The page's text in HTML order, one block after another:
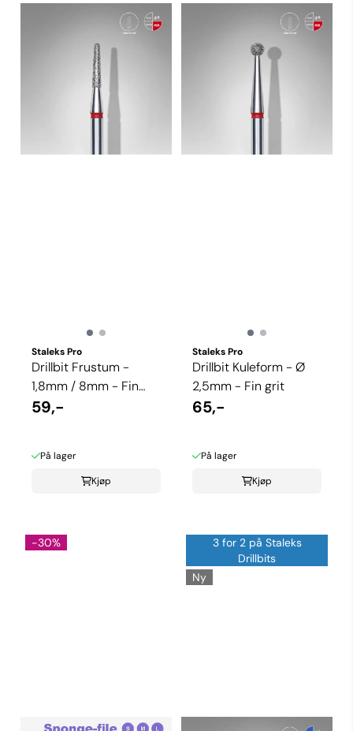
Staleks Pro
Drillbit Frustum -
1,8mm / 8mm - Fin
grit
59,-
På lager
Kjøp
Staleks Pro
Drillbit Kuleform - Ø
2,5mm - Fin grit
65,-
På lager
Kjøp
-30%
3 for 2 på Staleks
Drillbits
Ny